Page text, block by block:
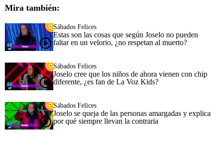
Mira también:
Sábados Felices
Estas son las cosas que según Joselo no pueden
faltar en un velorio, ¿no respetan al muerto?
Sábados Felices
Joselo cree que los niños de ahora vienen con chip
diferente, ¿es fan de La Voz Kids?
Sábados Felices
Joselo se queja de las personas amargadas y explica
por qué siempre llevan la contraria